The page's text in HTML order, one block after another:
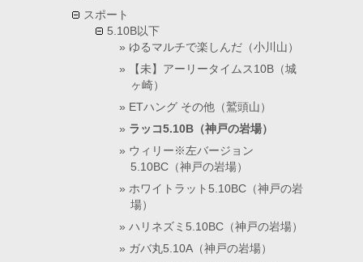
スポート
5.10B以下
ゆるマルチで楽しんだ（小川山）
【未】アーリータイムス10B（城
ヶ崎）
ETハング その他（鷲頭山）
ラッコ5.10B（神戸の岩場）
ウィリー※左バージョン
5.10BC（神戸の岩場）
ホワイトラット5.10BC（神戸の岩
場）
ハリネズミ5.10BC（神戸の岩場）
ガバ丸5.10A（神戸の岩場）